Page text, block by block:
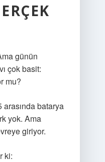
günün
çok basit:
mu?
batarya
yok. Ama
giriyor.
ki: